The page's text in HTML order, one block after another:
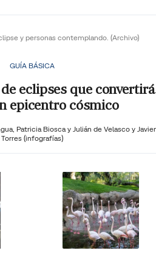
y personas contemplando. (Archivo)
GUÍA BÁSICA
eclipses que convertirá
epicentro cósmico
Patricia Biosca y Julián de Velasco y Javier
Torres (infografías)